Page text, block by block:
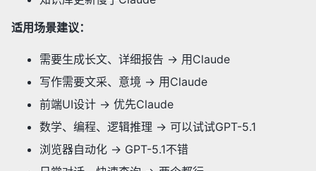
适用场景建议：
需要生成长文、详细报告 → 用Claude
写作需要文采、意境 → 用Claude
前端UI设计 → 优先Claude
数学、编程、逻辑推理 → 可以试试GPT-5.1
浏览器自动化 → GPT-5.1不错